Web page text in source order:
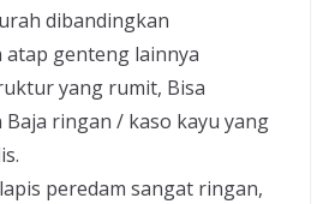
dibandingkan
genteng lainnya
yang rumit, Bisa
ringan / kaso kayu yang
peredam sangat ringan,